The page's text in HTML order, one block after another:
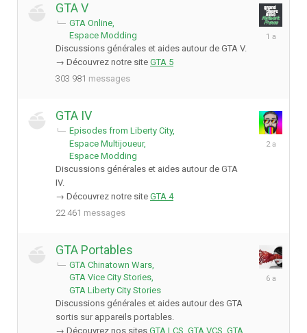
GTA V
GTA Online
Espace Modding
Discussions générales et aides autour de GTA V.
→ Découvrez notre site GTA 5
303 981 messages
GTA IV
Episodes from Liberty City
Espace Multijoueur
Espace Modding
Discussions générales et aides autour de GTA
IV.
→ Découvrez notre site GTA 4
22 461 messages
GTA Portables
GTA Chinatown Wars
GTA Vice City Stories
GTA Liberty City Stories
Discussions générales et aides autour des GTA
sortis sur appareils portables.
→ Découvrez nos sites GTA LCS GTA VCS GTA